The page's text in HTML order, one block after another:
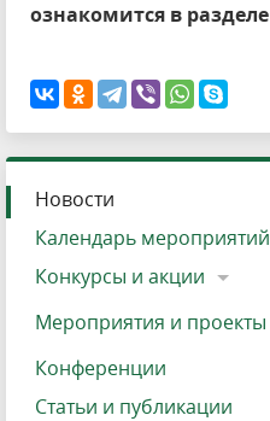
ознакомится в разделе
Новости
Календарь мероприятий
Конкурсы и акции
Мероприятия и проекты
Конференции
Статьи и публикации